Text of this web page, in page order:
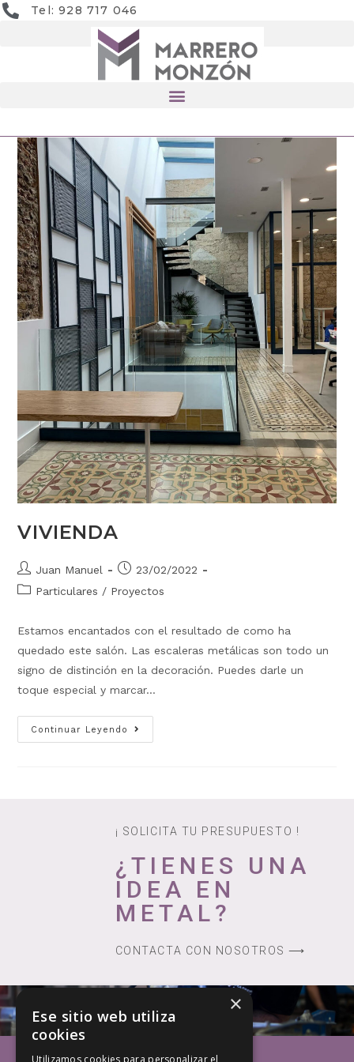
Tel: 928 717 046
VIVIENDA
Juan Manuel
23/02/2022
Particulares / Proyectos
Estamos encantados con el resultado de como ha
quedado este salón. Las escaleras metálicas son todo un
signo de distinción en la decoración. Puedes darle un
toque especial y marcar…
Continuar Leyendo
¡ SOLICITA TU PRESUPUESTO !
¿TIENES UNA
IDEA EN
METAL?
CONTACTA CON NOSOTROS ⟶
×
Ese sitio web utiliza
cookies
Utilizamos cookies para personalizar el